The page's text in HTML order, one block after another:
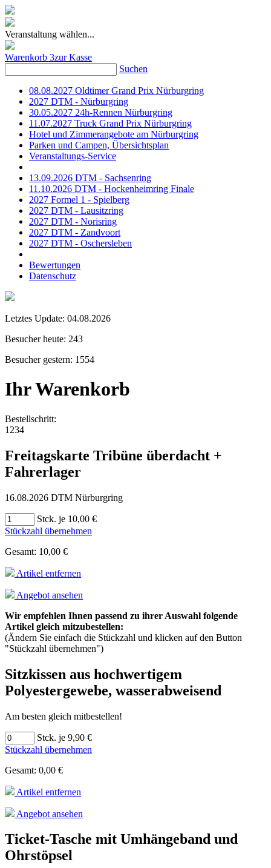
Veranstaltung wählen...
Warenkorb 3zur Kasse
Suchen
08.08.2027 Oldtimer Grand Prix Nürburgring
2027 DTM - Nürburgring
30.05.2027 24h-Rennen Nürburgring
11.07.2027 Truck Grand Prix Nürburgring
Hotel und Zimmerangebote am Nürburgring
Parken und Campen, Übersichtsplan
Veranstaltungs-Service
13.09.2026 DTM - Sachsenring
11.10.2026 DTM - Hockenheimring Finale
2027 Formel 1 - Spielberg
2027 DTM - Lausitzring
2027 DTM - Norisring
2027 DTM - Zandvoort
2027 DTM - Oschersleben
Bewertungen
Datenschutz
Letztes Update: 04.08.2026
Besucher heute: 243
Besucher gestern: 1554
Ihr Warenkorb
Bestellschritt:
1 234
Freitagskarte Tribüne überdacht +
Fahrerlager
16.08.2026 DTM Nürburgring
Stck. je 10,00 €
Stückzahl übernehmen
Gesamt: 10,00 €
Artikel entfernen
Angebot ansehen
Wir empfehlen Ihnen passend zu ihrer Auswahl folgende
Artikel gleich mitzubestellen:
(Ändern Sie einfach die Stückzahl und klicken auf den Button
"Stückzahl übernehmen")
Sitzkissen aus hochwertigem
Polyestergewebe, wasserabweisend
Am besten gleich mitbestellen!
Stck. je 9,90 €
Stückzahl übernehmen
Gesamt: 0,00 €
Artikel entfernen
Angebot ansehen
Ticket-Tasche mit Umhängeband und
Ohrstöpsel